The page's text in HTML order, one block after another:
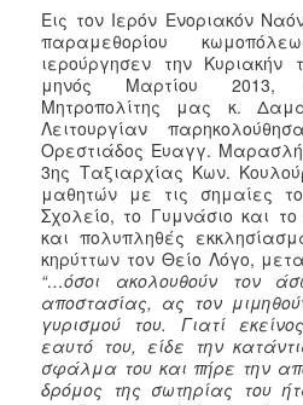
Εις τον Ιερόν Ενοριακόν
παραμεθορίου
ιερούργησεν την Κυριακήν
μηνός Μαρτίου 2013,
Μητροπολίτης μας κ.
Λειτουργίαν
Ορεστιάδος Ευαγγ.
3ης Ταξιαρχίας Κων.
μαθητών με τις σημαίες
Σχολείο, το Γυμνάσιο και
και πολυπληθές
κηρύττων τον Θείο Λόγο,
“…όσοι ακολουθούν τον
αποστασίας, ας τον
γυρισμού του. Γιατί
εαυτό του, είδε την
σφάλμα του και πήρε την
δρόμος της σωτηρίας του